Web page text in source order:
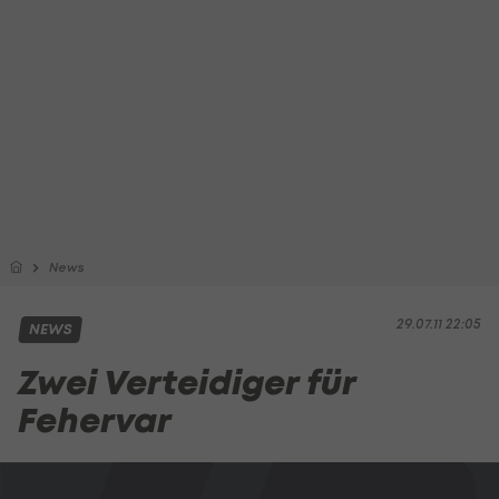
News
29.07.11 22:05
NEWS
Zwei Verteidiger für
Fehervar